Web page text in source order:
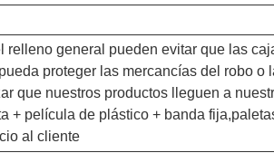
relleno general pueden evitar que las
proteger las mercancías del robo
que nuestros productos lleguen a
+ película de plástico + banda
al cliente